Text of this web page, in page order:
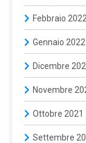
Febbraio 2022
Gennaio 2022
Dicembre
Novembre
Ottobre 2021
Settembre